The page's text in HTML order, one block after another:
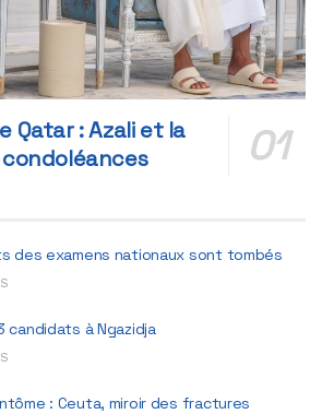
Qatar : Azali et la
des examens nationaux sont tombés
candidats à Ngazidja
: Ceuta, miroir des fractures